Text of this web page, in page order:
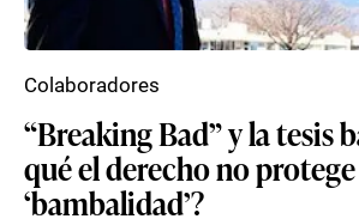
“Breaking Bad” y la tesis
qué el derecho no
‘bambalidad’?
Colaboradores